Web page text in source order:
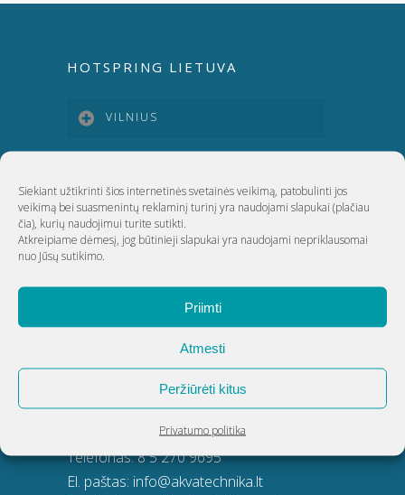
Siekiant užtikrinti šios internetinės svetainės veikimą, patobulinti jos
veikimą bei suasmenintų reklaminį turinį yra naudojami slapukai (plačiau
čia), kurių naudojimui turite sutikti.
Atkreipiame dėmesį, jog būtinieji slapukai yra naudojami nepriklausomai
nuo Jūsų sutikimo.
Priimti
Atmesti
Peržiūrėti kitus
Privatumo politika
HOTSPRING LIETUVA
VILNIUS
KLAIPĖDA
UAB Akvatechnika
Adresas: Dunojaus g. 20, Vilnius
Įmonės kodas: 124389034
PVM kodas: LT243890314
Telefonas:8 5 270 9695
El. paštas: info@akvatechnika.lt